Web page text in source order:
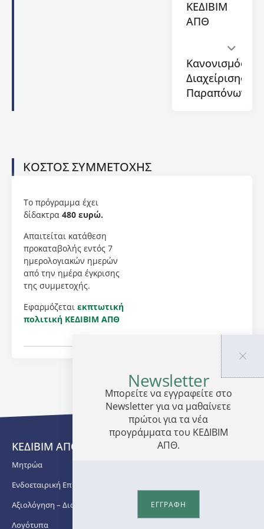
και της
τεχνολογίας
πρακτικές
δυνατότητες
της
τρισδιάστατης
συνδεθούν
καθημερινή
φαρμακευτική
πρακτική,
όπως η
ημιστερεή
βελτίωση
ακρίβειας,
ΚΕΔΙΒΙΜ
ΑΠΘ
Κανονισμός
Διαχείρισης
Παραπόνων
ΚΟΣΤΟΣ ΣΥΜΜΕΤΟΧΗΣ
Το πρόγραμμα έχει
δίδακτρα 480 ευρώ.
Απαιτείται κατάθεση
προκαταβολής εντός 7
ημερολογιακών ημερών
από την ημέρα έγκρισης
της συμμετοχής.
Εφαρμόζεται εκπτωτική
πολιτική ΚΕΔΙΒΙΜ ΑΠΘ
ΚΕΔΙΒΙΜ ΑΠΘ
Μητρώα
Ενδοεταιρική Επιμόρφωση
Αξιολόγηση – Διασφάλιση Ποιότητας
Λογότυπα
Newsletter
Μπορείτε να εγγραφείτε στο
Newsletter για να μαθαίνετε
πρώτοι για τα νέα
προγράμματα του ΚΕΔΙΒΙΜ
ΑΠΘ.
ΕΓΓΡΑΦΗ